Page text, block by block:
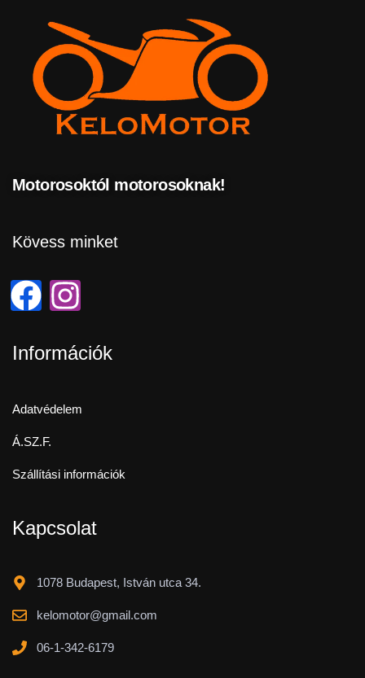
Motorosoktól motorosoknak!
Kövess minket
Információk
Adatvédelem
Á.SZ.F.
Szállítási információk
Kapcsolat
1078 Budapest, István utca 34.
kelomotor@gmail.com
06-1-342-6179